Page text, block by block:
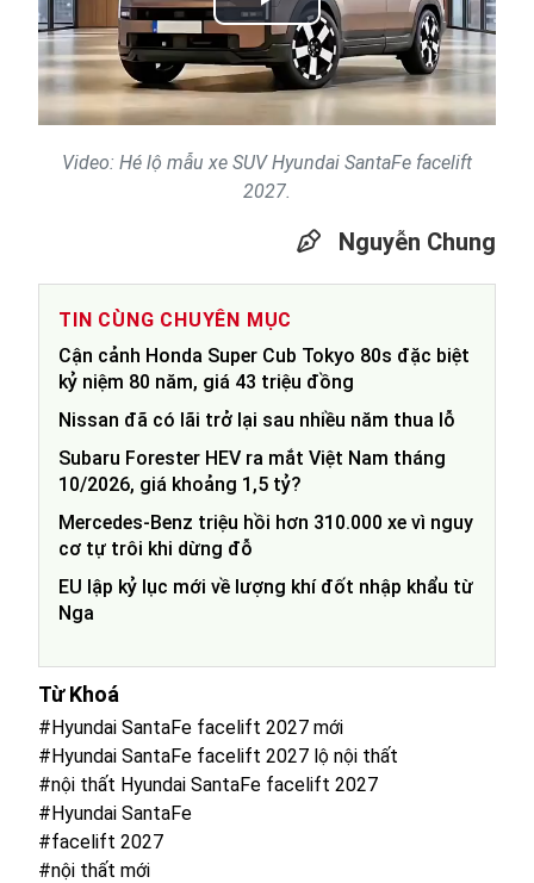
Play
Video
Video: Hé lộ mẫu xe SUV Hyundai SantaFe facelift
2027.
Nguyễn Chung
TIN CÙNG CHUYÊN MỤC
Cận cảnh Honda Super Cub Tokyo 80s đặc biệt
kỷ niệm 80 năm, giá 43 triệu đồng
Nissan đã có lãi trở lại sau nhiều năm thua lỗ
Subaru Forester HEV ra mắt Việt Nam tháng
10/2026, giá khoảng 1,5 tỷ?
Mercedes-Benz triệu hồi hơn 310.000 xe vì nguy
cơ tự trôi khi dừng đỗ
EU lập kỷ lục mới về lượng khí đốt nhập khẩu từ
Nga
Từ Khoá
#Hyundai SantaFe facelift 2027 mới
#Hyundai SantaFe facelift 2027 lộ nội thất
#nội thất Hyundai SantaFe facelift 2027
#Hyundai SantaFe
#facelift 2027
#nội thất mới